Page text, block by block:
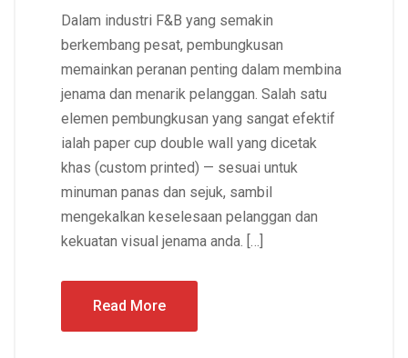
Dalam industri F&B yang semakin
berkembang pesat, pembungkusan
memainkan peranan penting dalam membina
jenama dan menarik pelanggan. Salah satu
elemen pembungkusan yang sangat efektif
ialah paper cup double wall yang dicetak
khas (custom printed) — sesuai untuk
minuman panas dan sejuk, sambil
mengekalkan keselesaan pelanggan dan
kekuatan visual jenama anda. […]
Read More